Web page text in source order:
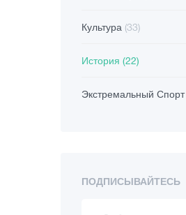
Культура (33)
История (22)
Экстремальный Спорт
ПОДПИСЫВАЙТЕСЬ